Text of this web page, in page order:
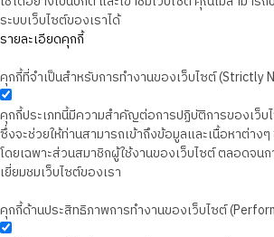
ระบบเว็บไซต์ของเราได้
รายละเอียดคุกกี้
คุกกี้ที่จำเป็นสำหรับการทำงานของเว็บไซต์ (Strictly
คุกกี้ประเภทนี้มีความสำคัญต่อการปฏิบัติการของเว็
ซึ่งจะช่วยให้ท่านสามารถเข้าถึงข้อมูลและเนื้อหาต่าง
โดยเฉพาะส่วนสมาชิกผู้ใช้งานของเว็บไซต์ ตลอดจน
เยี่ยมชมเว็บไซต์ของเรา
คุกกี้ด้านประสิทธิภาพการทำงานของเว็บไซต์